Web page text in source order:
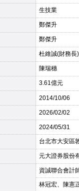
生技業
鄭傑升
鄭傑升
杜維誠(財務長)
陳瑞穗
3.61億元
2014/10/06
2026/02/02
2024/05/31
台北市大安區
元大證券股份
資誠聯合會計
林冠宏、陳憲